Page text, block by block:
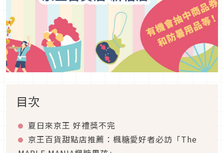
目次
夏日來京王 好禮獎不完
京王百貨甜點店推薦：楓糖愛好者必訪「The